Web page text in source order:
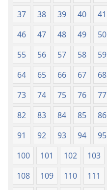
37
38 39 40 41
46
47 48 49 50
55
56 57 58 59
64
65 66 67 68
73
74 75 76 77
82
83 84 85 86
91
92 93 94 95
100
101 102 103
108
109 110 111